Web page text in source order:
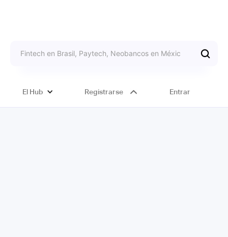
El Hub Registrarse Entrar